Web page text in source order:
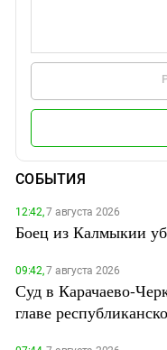
СОБЫТИЯ
12:42,7 августа 2026
Боец из Калмыкии
09:42,7 августа 2026
Суд в Карачаево-
главе